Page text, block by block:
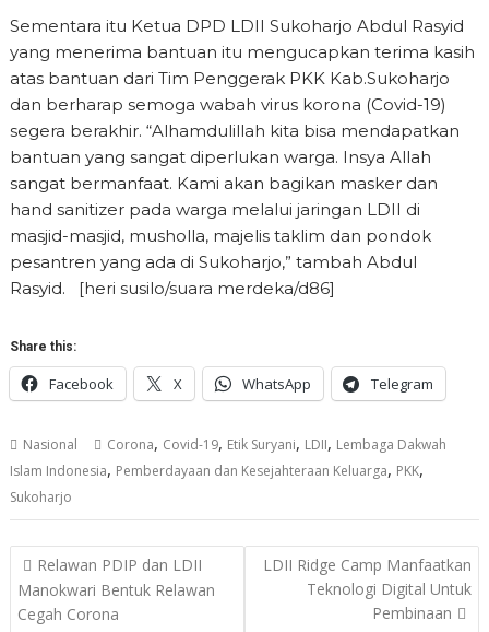
Sementara itu Ketua DPD LDII Sukoharjo Abdul Rasyid
yang menerima bantuan itu mengucapkan terima kasih
atas bantuan dari Tim Penggerak PKK Kab.Sukoharjo
dan berharap semoga wabah virus korona (Covid-19)
segera berakhir. “Alhamdulillah kita bisa mendapatkan
bantuan yang sangat diperlukan warga. Insya Allah
sangat bermanfaat. Kami akan bagikan masker dan
hand sanitizer pada warga melalui jaringan LDII di
masjid-masjid, musholla, majelis taklim dan pondok
pesantren yang ada di Sukoharjo,” tambah Abdul
Rasyid. [heri susilo/suara merdeka/d86]
Share this:
Facebook X WhatsApp Telegram
Nasional Corona, Covid-19, Etik Suryani, LDII, Lembaga Dakwah
Islam Indonesia, Pemberdayaan dan Kesejahteraan Keluarga, PKK,
Sukoharjo
Post
navigation
Relawan PDIP dan LDII
Manokwari Bentuk Relawan
Cegah Corona
LDII Ridge Camp Manfaatkan
Teknologi Digital Untuk
Pembinaan